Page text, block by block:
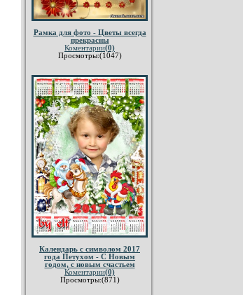
Рамка для фото - Цветы всегда
прекрасны
Коментарии(0)
Просмотры:(1047)
Календарь с символом 2017
года Петухом - С Новым
годом, с новым счастьем
Коментарии(0)
Просмотры:(871)